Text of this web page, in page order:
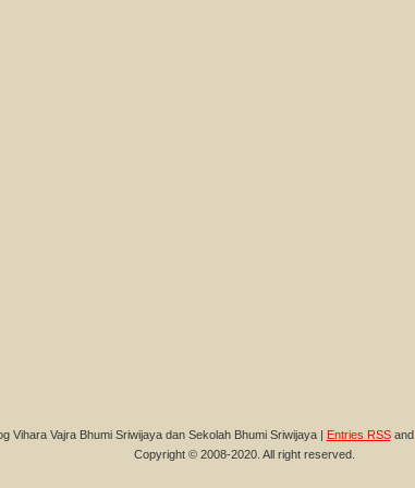
Vihara Vajra Bhumi Sriwijaya dan Sekolah Bhumi Sriwijaya | Entries RSSand
Copyright © 2008-2020. All right reserved.